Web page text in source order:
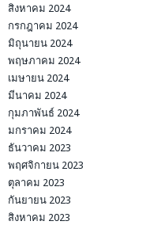
สิงหาคม 2024
กรกฎาคม 2024
มิถุนายน 2024
พฤษภาคม 2024
เมษายน 2024
มีนาคม 2024
กุมภาพันธ์ 2024
มกราคม 2024
ธันวาคม 2023
พฤศจิกายน 2023
ตุลาคม 2023
กันยายน 2023
สิงหาคม 2023